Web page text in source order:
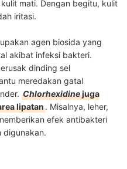
mati. Dengan begitu, kulit
iritasi.
agen biosida yang
akibat infeksi bakteri.
dinding sel
meredakan gatal
Chlorhexidinejuga
lipatan. Misalnya, leher,
efek antibakteri
digunakan.